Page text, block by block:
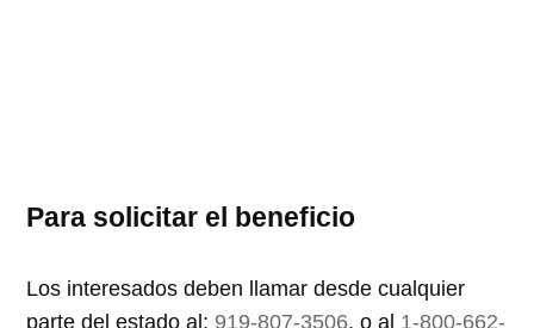
Para solicitar el beneficio
Los interesados deben llamar desde cualquier
parte del estado al: 919-807-3506, o al 1-800-662-